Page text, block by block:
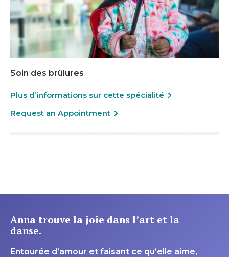
Soin des brûlures
Plus d’informations sur cette spécialité
Request an Appointment
Anna trouve la joie dans l’art et la
danse.
Entourée d’amour et faisant ce qu’elle aime,